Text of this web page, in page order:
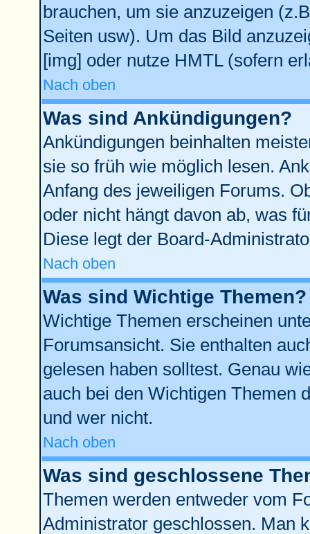
brauchen, um sie anzuzeigen
Seiten usw). Um das Bild
[img] oder nutze HMTL (sofern
Nach oben
Was sind Ankündigungen?
Ankündigungen beinhalten
sie so früh wie möglich lesen.
Anfang des jeweiligen Forums.
oder nicht hängt davon ab, was
Diese legt der Board-
Nach oben
Was sind Wichtige Themen?
Wichtige Themen erscheinen
Forumsansicht. Sie enthalten
gelesen haben solltest. Genau
auch bei den Wichtigen Themen
und wer nicht.
Nach oben
Was sind geschlossene
Themen werden entweder vom
Administrator geschlossen. Man